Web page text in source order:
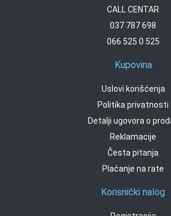
CALL CENTAR
037 787 698
066 525 0 525
Kupovina
Uslovi korišćenja
Politika privatnosti
Detalji ugovora o
Reklamacije
Česta pitanja
Plaćanje na rate
Korisnički nalog